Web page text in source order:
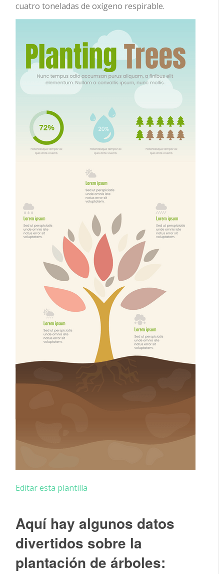
cuatro toneladas de oxígeno respirable.
Editar esta plantilla
Aquí hay algunos datos
divertidos sobre la
plantación de árboles: